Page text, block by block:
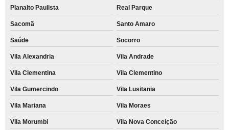
Planalto Paulista Real Parque
Sacomã Santo Amaro
Saúde Socorro
Vila Alexandria Vila Andrade
Vila Clementina Vila Clementino
Vila Gumercindo Vila Lusitania
Vila Mariana Vila Moraes
Vila Morumbi Vila Nova Conceição